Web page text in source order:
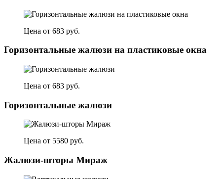
Цена от 683 руб.
Горизонтальные жалюзи на пластиковые окна
Цена от 683 руб.
Горизонтальные жалюзи
Цена от 5580 руб.
Жалюзи-шторы Мираж